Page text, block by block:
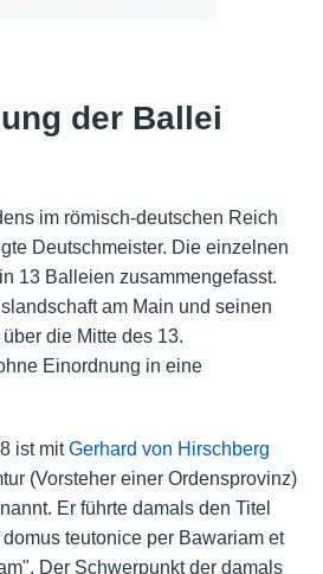
der Ballei
im römisch-deutschen Reich
Deutschmeister. Die einzelnen
13 Balleien zusammengefasst.
am Main und seinen
die Mitte des 13.
Einordnung in eine
ist mitGerhard von Hirschberg
(Vorsteher einer Ordensprovinz)
Er führte damals den Titel
teutonice per Bawariam et
Der Schwerpunkt der damals